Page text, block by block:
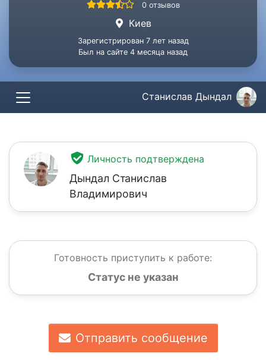
0 отзывов
Киев
Зарегистрирован 7 лет назад
Был на сайте 4 месяца назад
Станислав Дындал
Личность подтверждена
Дындал Станислав
Владимирович
Готовность приступить к работе:
Статус не указан
Отправить сообщение